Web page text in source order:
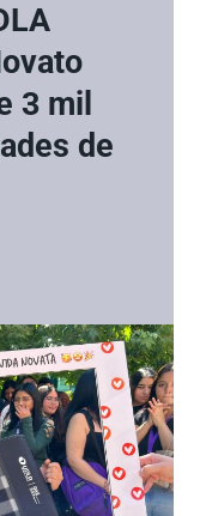
3 mil
de